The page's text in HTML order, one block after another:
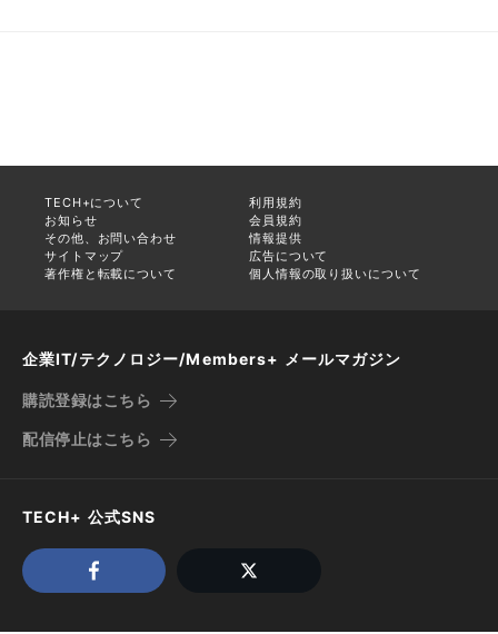
TECH+について
利用規約
お知らせ
会員規約
その他、お問い合わせ
情報提供
サイトマップ
広告について
著作権と転載について
個人情報の取り扱いについて
企業IT/テクノロジー/Members+ メールマガジン
購読登録はこちら
配信停止はこちら
TECH+ 公式SNS